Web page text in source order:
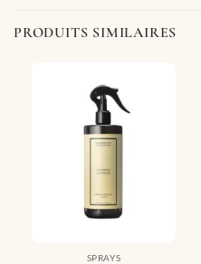
PRODUITS SIMILAIRES
SPRAYS